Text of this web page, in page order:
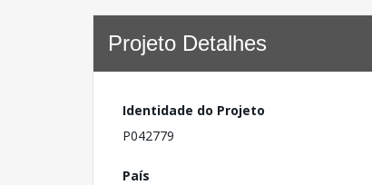
Projeto Detalhes
Identidade do Projeto
P042779
País